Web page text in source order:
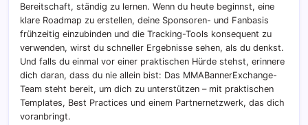
Bereitschaft, ständig zu lernen. Wenn du heute beginnst, eine
klare Roadmap zu erstellen, deine Sponsoren- und Fanbasis
frühzeitig einzubinden und die Tracking-Tools konsequent zu
verwenden, wirst du schneller Ergebnisse sehen, als du denkst.
Und falls du einmal vor einer praktischen Hürde stehst, erinnere
dich daran, dass du nie allein bist: Das MMABannerExchange-
Team steht bereit, um dich zu unterstützen – mit praktischen
Templates, Best Practices und einem Partnernetzwerk, das dich
voranbringt.